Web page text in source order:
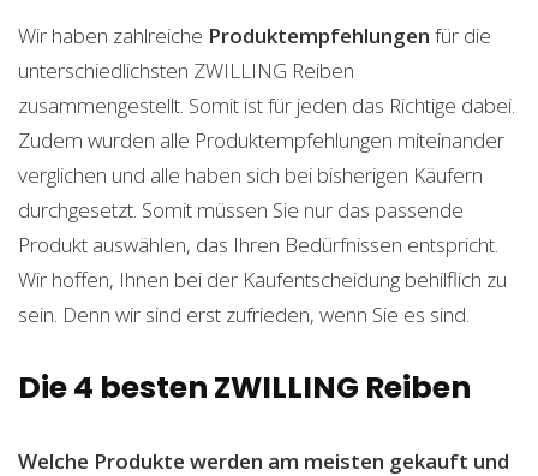
Wir haben zahlreiche Produktempfehlungen für die
unterschiedlichsten ZWILLING Reiben
zusammengestellt. Somit ist für jeden das Richtige dabei.
Zudem wurden alle Produktempfehlungen miteinander
verglichen und alle haben sich bei bisherigen Käufern
durchgesetzt. Somit müssen Sie nur das passende
Produkt auswählen, das Ihren Bedürfnissen entspricht.
Wir hoffen, Ihnen bei der Kaufentscheidung behilflich zu
sein. Denn wir sind erst zufrieden, wenn Sie es sind.
Die 4 besten ZWILLING Reiben
Welche Produkte werden am meisten gekauft und